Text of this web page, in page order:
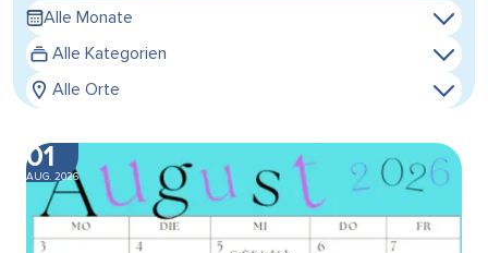
Alle Monate
Alle Kategorien
Alle Orte
01
AUG. 2026